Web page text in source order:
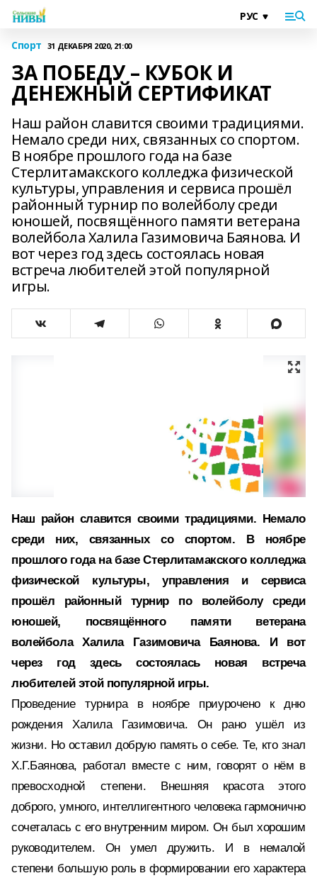
Спорт 31 ДЕКАБРЯ 2020, 21:00
ЗА ПОБЕДУ – КУБОК И
ДЕНЕЖНЫЙ СЕРТИФИКАТ
Наш район славится своими традициями.
Немало среди них, связанных со спортом.
В ноябре прошлого года на базе
Стерлитамакского колледжа физической
культуры, управления и сервиса прошёл
районный турнир по волейболу среди
юношей, посвящённого памяти ветерана
волейбола Халила Газимовича Баянова. И
вот через год здесь состоялась новая
встреча любителей этой популярной
игры.
Наш район славится своими традициями. Немало
среди них, связанных со спортом. В ноябре
прошлого года на базе Стерлитамакского колледжа
физической культуры, управления и сервиса
прошёл районный турнир по волейболу среди
юношей, посвящённого памяти ветерана
волейбола Халила Газимовича Баянова. И вот
через год здесь состоялась новая встреча
любителей этой популярной игры.
Проведение турнира в ноябре приурочено к дню
рождения Халила Газимовича. Он рано ушёл из
жизни. Но оставил добрую память о себе. Те, кто знал
Х.Г.Баянова, работал вместе с ним, говорят о нём в
превосходной степени. Внешняя красота этого
доброго, умного, интеллигентного человека гармонично
сочеталась с его внутренним миром. Он был хорошим
руководителем. Он умел дружить. И в немалой
степени большую роль в формировании его характера